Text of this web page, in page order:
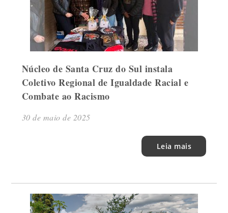
Núcleo de Santa Cruz do Sul instala
Coletivo Regional de Igualdade Racial e
Combate ao Racismo
30 de maio de 2025
Leia mais